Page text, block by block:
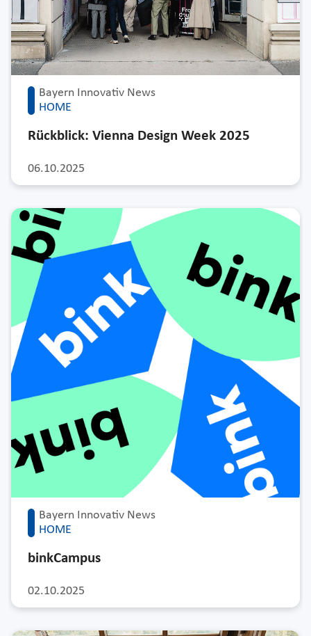
Bayern Innovativ News
HOME
06.10.2025
Rückblick: Vienna Design Week 2025
Bayern Innovativ News
HOME
02.10.2025
binkCampus